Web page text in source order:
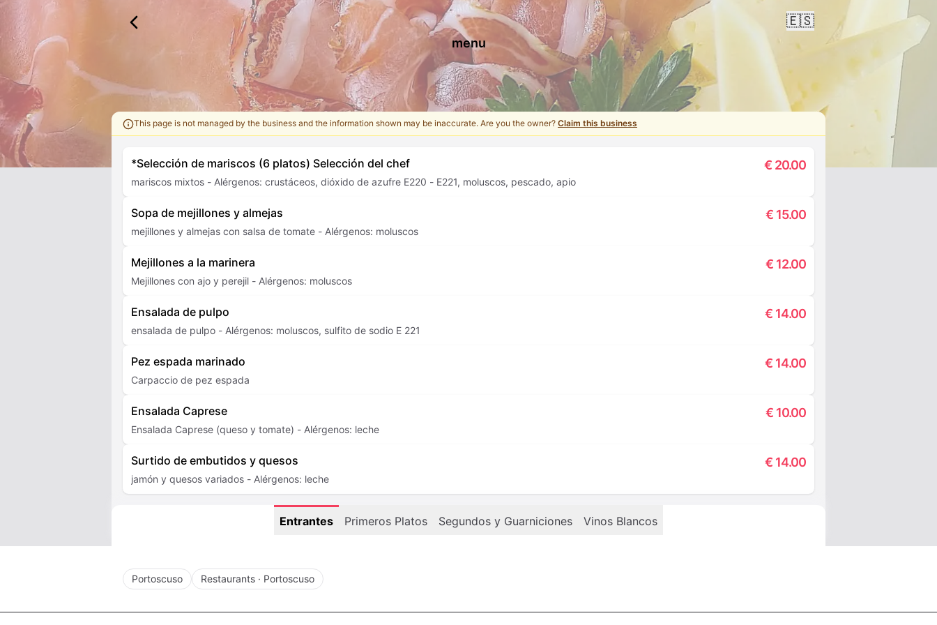
🇪🇸
menu
This page is not managed by the business and the information shown may be inaccurate. Are you the owner? Claim this business
*Selección de mariscos (6 platos) Selección del chef € 20.00
mariscos mixtos - Alérgenos: crustáceos, dióxido de azufre E220 - E221, moluscos, pescado, apio
Sopa de mejillones y almejas € 15.00
mejillones y almejas con salsa de tomate - Alérgenos: moluscos
Mejillones a la marinera € 12.00
Mejillones con ajo y perejil - Alérgenos: moluscos
Ensalada de pulpo € 14.00
ensalada de pulpo - Alérgenos: moluscos, sulfito de sodio E 221
Pez espada marinado € 14.00
Carpaccio de pez espada
Ensalada Caprese € 10.00
Ensalada Caprese (queso y tomate) - Alérgenos: leche
Surtido de embutidos y quesos € 14.00
jamón y quesos variados - Alérgenos: leche
Entrantes Primeros Platos Segundos y Guarniciones Vinos Blancos
Portoscuso Restaurants · Portoscuso